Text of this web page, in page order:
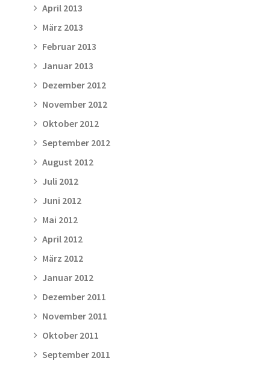
April 2013
März 2013
Februar 2013
Januar 2013
Dezember 2012
November 2012
Oktober 2012
September 2012
August 2012
Juli 2012
Juni 2012
Mai 2012
April 2012
März 2012
Januar 2012
Dezember 2011
November 2011
Oktober 2011
September 2011